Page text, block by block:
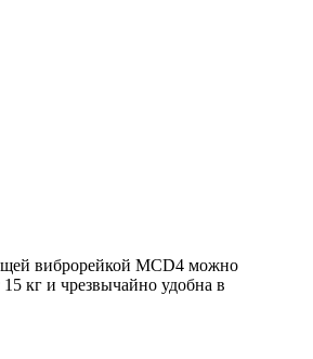
виброрейкой MСD4 можно
кг и чрезвычайно удобна в